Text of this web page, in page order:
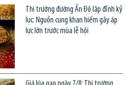
Thị trường đường Ấn Độ lập đỉnh kỷ
lục: Nguồn cung khan hiếm gây áp
lực lớn trước mùa lễ hội